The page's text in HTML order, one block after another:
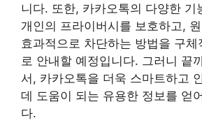
니다. 또한, 카카오톡의 다양한 기
개인의 프라이버시를 보호하고,
효과적으로 차단하는 방법을 구체
로 안내할 예정입니다. 그러니 끝
서, 카카오톡을 더욱 스마트하고
데 도움이 되는 유용한 정보를 얻
다.